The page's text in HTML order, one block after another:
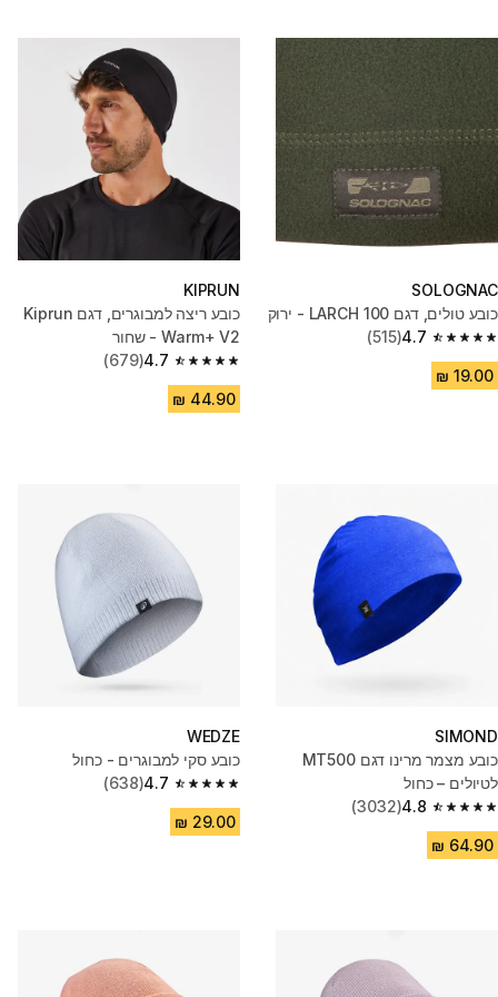
SOLOGNAC
כובע טולים, דגם 100 LARCH - ירוק
4.7
4.7 out of 5 stars from 515 reviews
(515)
KIPRUN
כובע ריצה למבוגרים, דגם Kiprun
Warm+ V2 - שחור
4.7
4.7 out of 5 stars from 679 reviews
(679)
SIMOND
כובע מצמר מרינו דגם MT500
לטיולים – כחול
4.8
4.8 out of 5 stars from 3032 reviews
(3032)
WEDZE
כובע סקי למבוגרים - כחול
4.7
4.7 out of 5 stars from 638 reviews
(638)